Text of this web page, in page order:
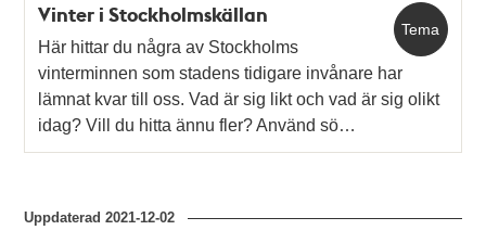
Tema
Vinter i Stockholmskällan
Här hittar du några av Stockholms
vinterminnen som stadens tidigare invånare har
lämnat kvar till oss. Vad är sig likt och vad är sig olikt
idag? Vill du hitta ännu fler? Använd sö…
Uppdaterad2021-12-02